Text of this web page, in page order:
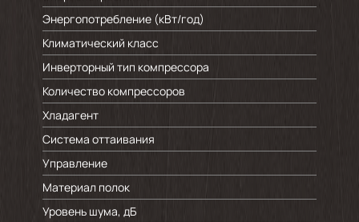
Энергопотребление (кВт/год)
Климатический класс
Инверторный тип компрессора
Количество компрессоров
Хладагент
Система оттаивания
Управление
Материал полок
Уровень шума, дБ